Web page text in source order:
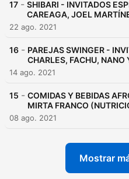
17 - SHIBARI - INVITADOS
CAREAGA, JOEL
22 ago. 2021
16 - PAREJAS SWINGER -
CHARLES, FACHU, NANO
14 ago. 2021
15 - COMIDAS Y BEBIDAS
MIRTA FRANCO
08 ago. 2021
Mostrar